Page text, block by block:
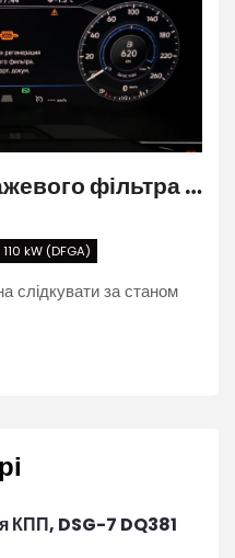
Про регенерацію сажевого фільтра #1
kW (DFGA)
слідкувати за станом
КПП, DSG-7 DQ381